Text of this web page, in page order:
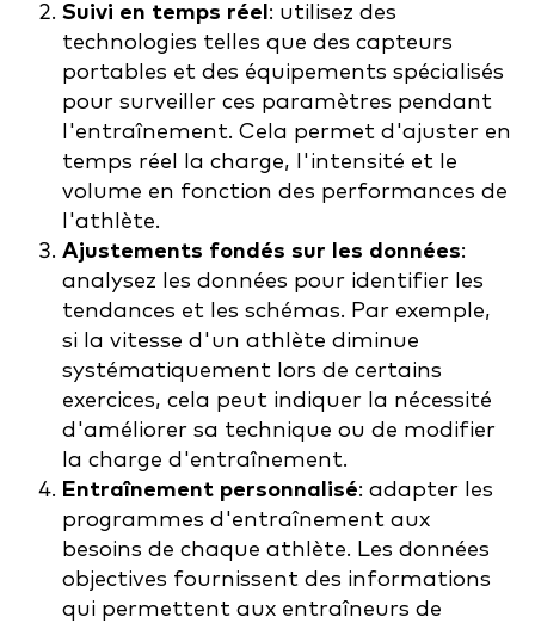
Suivi en temps réel : utilisez des
technologies telles que des capteurs
portables et des équipements spécialisés
pour surveiller ces paramètres pendant
l'entraînement. Cela permet d'ajuster en
temps réel la charge, l'intensité et le
volume en fonction des performances de
l'athlète.
Ajustements fondés sur les données:
analysez les données pour identifier les
tendances et les schémas. Par exemple,
si la vitesse d'un athlète diminue
systématiquement lors de certains
exercices, cela peut indiquer la nécessité
d'améliorer sa technique ou de modifier
la charge d'entraînement.
Entraînement personnalisé: adapter les
programmes d'entraînement aux
besoins de chaque athlète. Les données
objectives fournissent des informations
qui permettent aux entraîneurs de